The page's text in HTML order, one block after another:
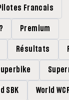
Francais
Premium
Résultats
SBK World